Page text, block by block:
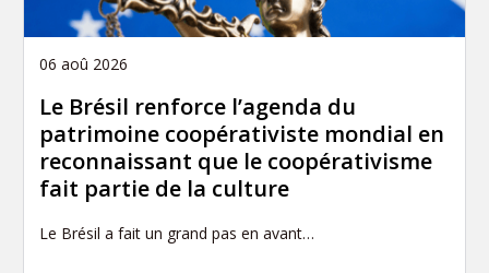
06 aoû 2026
Le Brésil renforce l’agenda du
patrimoine coopérativiste mondial en
reconnaissant que le coopérativisme
fait partie de la culture
Le Brésil a fait un grand pas en avant…